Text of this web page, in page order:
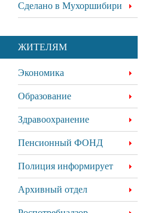
Сделано в Мухоршибири
ЖИТЕЛЯМ
Экономика
Образование
Здравоохранение
Пенсионный ФОНД
Полиция информирует
Архивный отдел